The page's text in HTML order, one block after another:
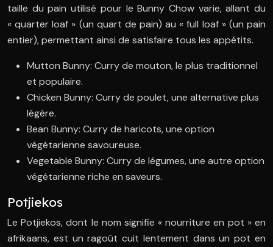
taille du pain utilisé pour le Bunny Chow varie, allant du
« quarter loaf » (un quart de pain) au « full loaf » (un pain
entier), permettant ainsi de satisfaire tous les appétits.
Mutton Bunny: Curry de mouton, le plus traditionnel
et populaire.
Chicken Bunny: Curry de poulet, une alternative plus
légère.
Bean Bunny: Curry de haricots, une option
végétarienne savoureuse.
Vegetable Bunny: Curry de légumes, une autre option
végétarienne riche en saveurs.
Potjiekos
Le Potjiekos, dont le nom signifie « nourriture en pot » en
afrikaans, est un ragoût cuit lentement dans un pot en